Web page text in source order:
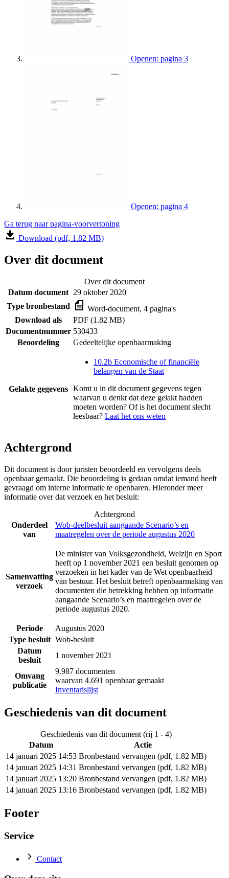
Openen: pagina 3
Openen: pagina 4
Ga terug naar pagina-voorvertoning
Download (pdf, 1.82 MB)
Over dit document
Over dit document
Datum document 29 oktober 2020
Type bronbestand
Word-document, 4 pagina's
Download als
PDF (1.82 MB)
Documentnummer 530433
Beoordeling
Gedeeltelijke openbaarmaking
Gelakte gegevens
10.2b Economische of financiële
belangen van de Staat
Komt u in dit document gegevens tegen
waarvan u denkt dat deze gelakt hadden
moeten worden? Of is het document slecht
leesbaar? Laat het ons weten
Achtergrond
Dit document is door juristen beoordeeld en vervolgens deels
openbaar gemaakt. Die beoordeling is gedaan omdat iemand heeft
gevraagd om interne informatie te openbaren. Hieronder meer
informatie over dat verzoek en het besluit:
Achtergrond
Onderdeel
van
Wob-deelbesluit aangaande Scenario’s en
maatregelen over de periode augustus 2020
Samenvatting
verzoek
De minister van Volksgezondheid, Welzijn en Sport
heeft op 1 november 2021 een besluit genomen op
verzoeken in het kader van de Wet openbaarheid
van bestuur. Het besluit betreft openbaarmaking van
documenten die betrekking hebben op informatie
aangaande Scenario’s en maatregelen over de
periode augustus 2020.
Periode
Augustus 2020
Type besluit Wob-besluit
Datum
besluit
1 november 2021
Omvang
publicatie
9.987 documenten
waarvan 4.691 openbaar gemaakt
Inventarislijst
Geschiedenis van dit document
Geschiedenis van dit document (rij 1 - 4)
Datum
Actie
14 januari 2025 14:53 Bronbestand vervangen (pdf, 1.82 MB)
14 januari 2025 14:31 Bronbestand vervangen (pdf, 1.82 MB)
14 januari 2025 13:20 Bronbestand vervangen (pdf, 1.82 MB)
14 januari 2025 13:16 Bronbestand vervangen (pdf, 1.82 MB)
Footer
Service
Contact